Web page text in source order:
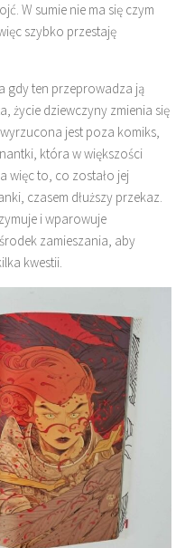
W sumie nie ma się czym
szybko przestaję
gdy ten przeprowadza ją
życie dziewczyny zmienia się
jest poza komiks,
która w większości
więc to, co zostało jej
czasem dłuższy przekaz.
i wparowuje
zamieszania, aby
kwestii.